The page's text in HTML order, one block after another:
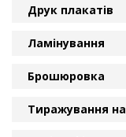
Друк плакатів
Ламінування
Брошюровка
Тиражування на